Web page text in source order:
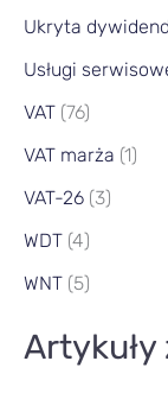
Ukryta
Usługi
VAT (76)
VAT marża (1)
VAT-26 (3)
WDT (4)
WNT (5)